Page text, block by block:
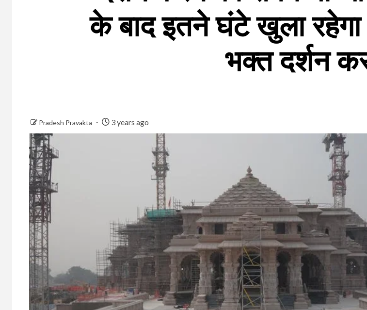
के बाद इतने घंटे खुला रहेगा
भक्त दर्शन
Pradesh Pravakta 3 years ago